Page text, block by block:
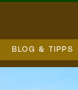
BLOG & TIPPS